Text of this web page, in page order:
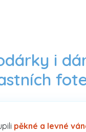
i
pěkné a levné